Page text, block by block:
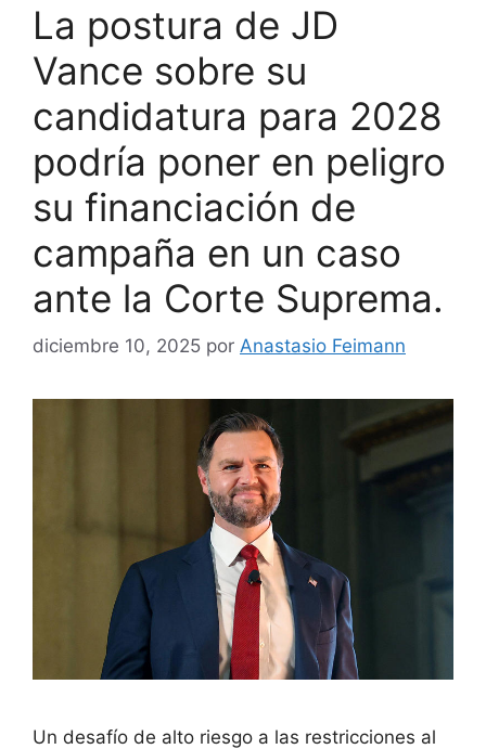
La postura de JD
Vance sobre su
candidatura para 2028
podría poner en peligro
su financiación de
campaña en un caso
ante la Corte Suprema.
diciembre 10, 2025 por Anastasio Feimann
Un desafío de alto riesgo a las restricciones al